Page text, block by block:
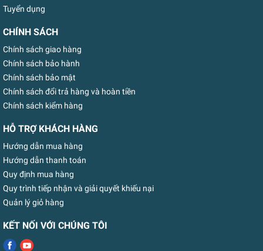
Tuyển dụng
CHÍNH SÁCH
Chính sách giao hàng
Chính sách bảo hành
Chính sách bảo mật
Chính sách đổi trả hàng và hoàn tiền
Chính sách kiểm hàng
HỖ TRỢ KHÁCH HÀNG
Hướng dẫn mua hàng
Hướng dẫn thanh toán
Quy định mua hàng
Quy trình tiếp nhận và giải quyết khiếu nại
Quản lý giỏ hàng
KẾT NỐI VỚI CHÚNG TÔI